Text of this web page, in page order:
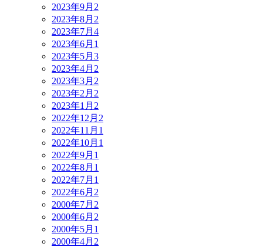
2023年9月 2
2023年8月 2
2023年7月 4
2023年6月 1
2023年5月 3
2023年4月 2
2023年3月 2
2023年2月 2
2023年1月 2
2022年12月 2
2022年11月 1
2022年10月 1
2022年9月 1
2022年8月 1
2022年7月 1
2022年6月 2
2000年7月 2
2000年6月 2
2000年5月 1
2000年4月 2